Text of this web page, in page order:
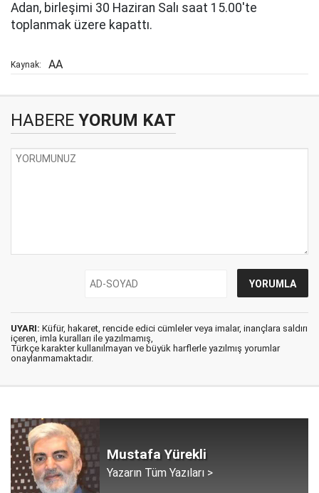
Adan, birleşimi 30 Haziran Salı saat 15.00'te
toplanmak üzere kapattı.
Kaynak: AA
HABERE YORUM KAT
UYARI: Küfür, hakaret, rencide edici cümleler veya imalar, inançlara saldırı
içeren, imla kuralları ile yazılmamış,
Türkçe karakter kullanılmayan ve büyük harflerle yazılmış yorumlar
onaylanmamaktadır.
Mustafa Yürekli
Yazarın Tüm Yazıları >